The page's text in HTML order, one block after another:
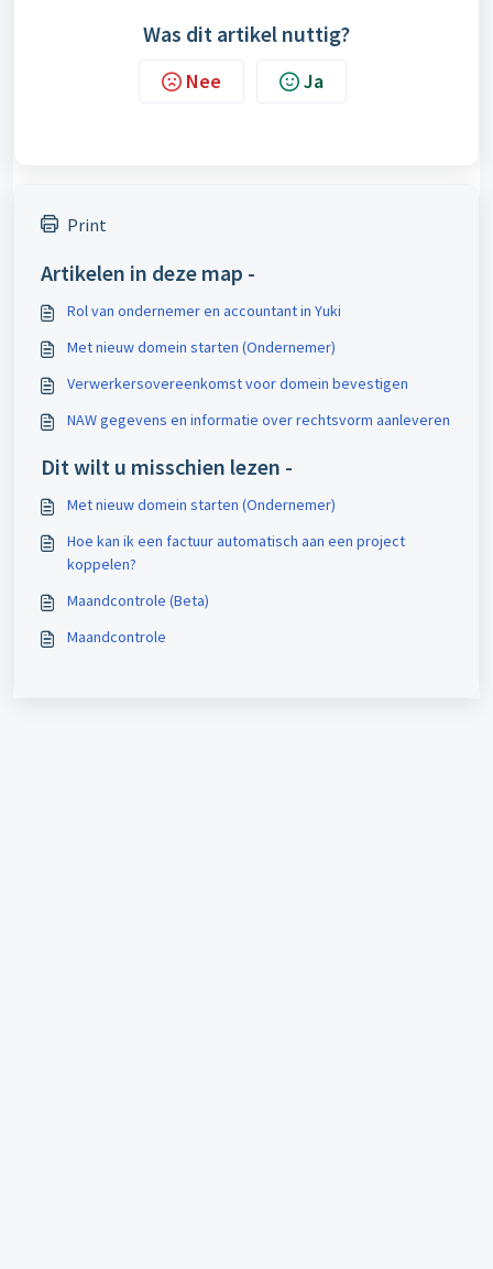
Was dit artikel nuttig?
Nee Ja
Print
Artikelen in deze map -
Rol van ondernemer en accountant in Yuki
Met nieuw domein starten (Ondernemer)
Verwerkersovereenkomst voor domein bevestigen
NAW gegevens en informatie over rechtsvorm aanleveren
Dit wilt u misschien lezen -
Met nieuw domein starten (Ondernemer)
Hoe kan ik een factuur automatisch aan een project
koppelen?
Maandcontrole (Beta)
Maandcontrole